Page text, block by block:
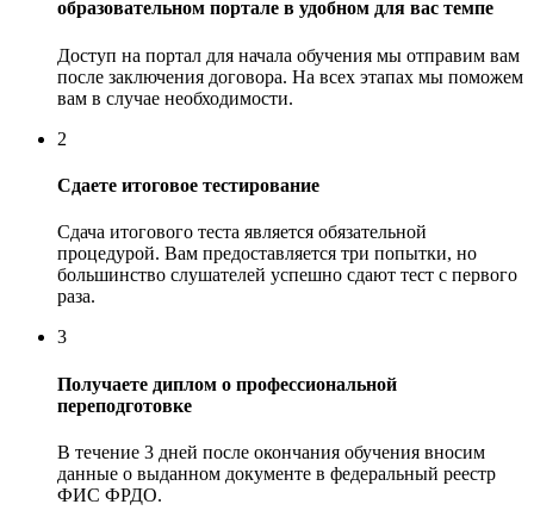
образовательном портале в удобном для вас темпе
Доступ на портал для начала обучения мы отправим вам
после заключения договора. На всех этапах мы поможем
вам в случае необходимости.
2
Сдаете итоговое тестирование
Сдача итогового теста является обязательной
процедурой. Вам предоставляется три попытки, но
большинство слушателей успешно сдают тест с первого
раза.
3
Получаете диплом о профессиональной
переподготовке
В течение 3 дней после окончания обучения вносим
данные о выданном документе в федеральный реестр
ФИС ФРДО.